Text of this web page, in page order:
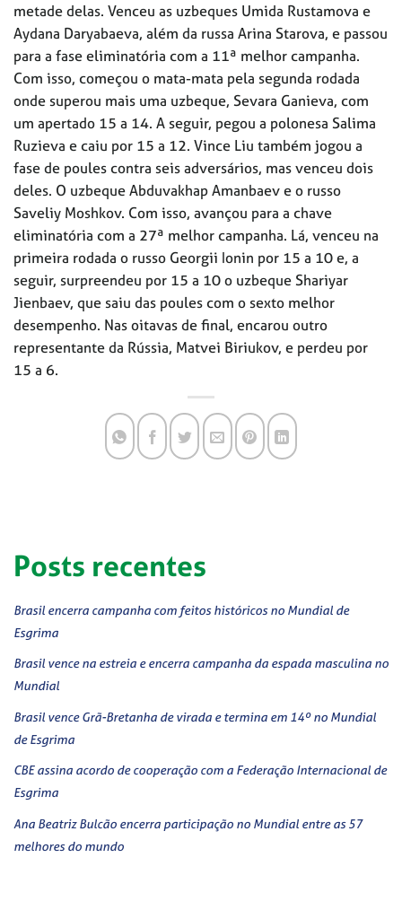
metade delas. Venceu as uzbeques Umida Rustamova e
Aydana Daryabaeva, além da russa Arina Starova, e passou
para a fase eliminatória com a 11ª melhor campanha.
Com isso, começou o mata-mata pela segunda rodada
onde superou mais uma uzbeque, Sevara Ganieva, com
um apertado 15 a 14. A seguir, pegou a polonesa Salima
Ruzieva e caiu por 15 a 12. Vince Liu também jogou a
fase de poules contra seis adversários, mas venceu dois
deles. O uzbeque Abduvakhap Amanbaev e o russo
Saveliy Moshkov. Com isso, avançou para a chave
eliminatória com a 27ª melhor campanha. Lá, venceu na
primeira rodada o russo Georgii Ionin por 15 a 10 e, a
seguir, surpreendeu por 15 a 10 o uzbeque Shariyar
Jienbaev, que saiu das poules com o sexto melhor
desempenho. Nas oitavas de final, encarou outro
representante da Rússia, Matvei Biriukov, e perdeu por
15 a 6.
Posts recentes
Brasil encerra campanha com feitos históricos no Mundial de
Esgrima
Brasil vence na estreia e encerra campanha da espada masculina no
Mundial
Brasil vence Grã-Bretanha de virada e termina em 14º no Mundial
de Esgrima
CBE assina acordo de cooperação com a Federação Internacional de
Esgrima
Ana Beatriz Bulcão encerra participação no Mundial entre as 57
melhores do mundo